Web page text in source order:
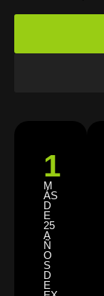
1
M
ÁS
D
E
25
A
Ñ
O
S
D
E